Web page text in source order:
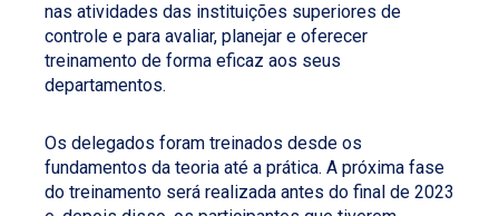
nas atividades das instituições superiores de
controle e para avaliar, planejar e oferecer
treinamento de forma eficaz aos seus
departamentos.
Os delegados foram treinados desde os
fundamentos da teoria até a prática. A próxima fase
do treinamento será realizada antes do final de 2023